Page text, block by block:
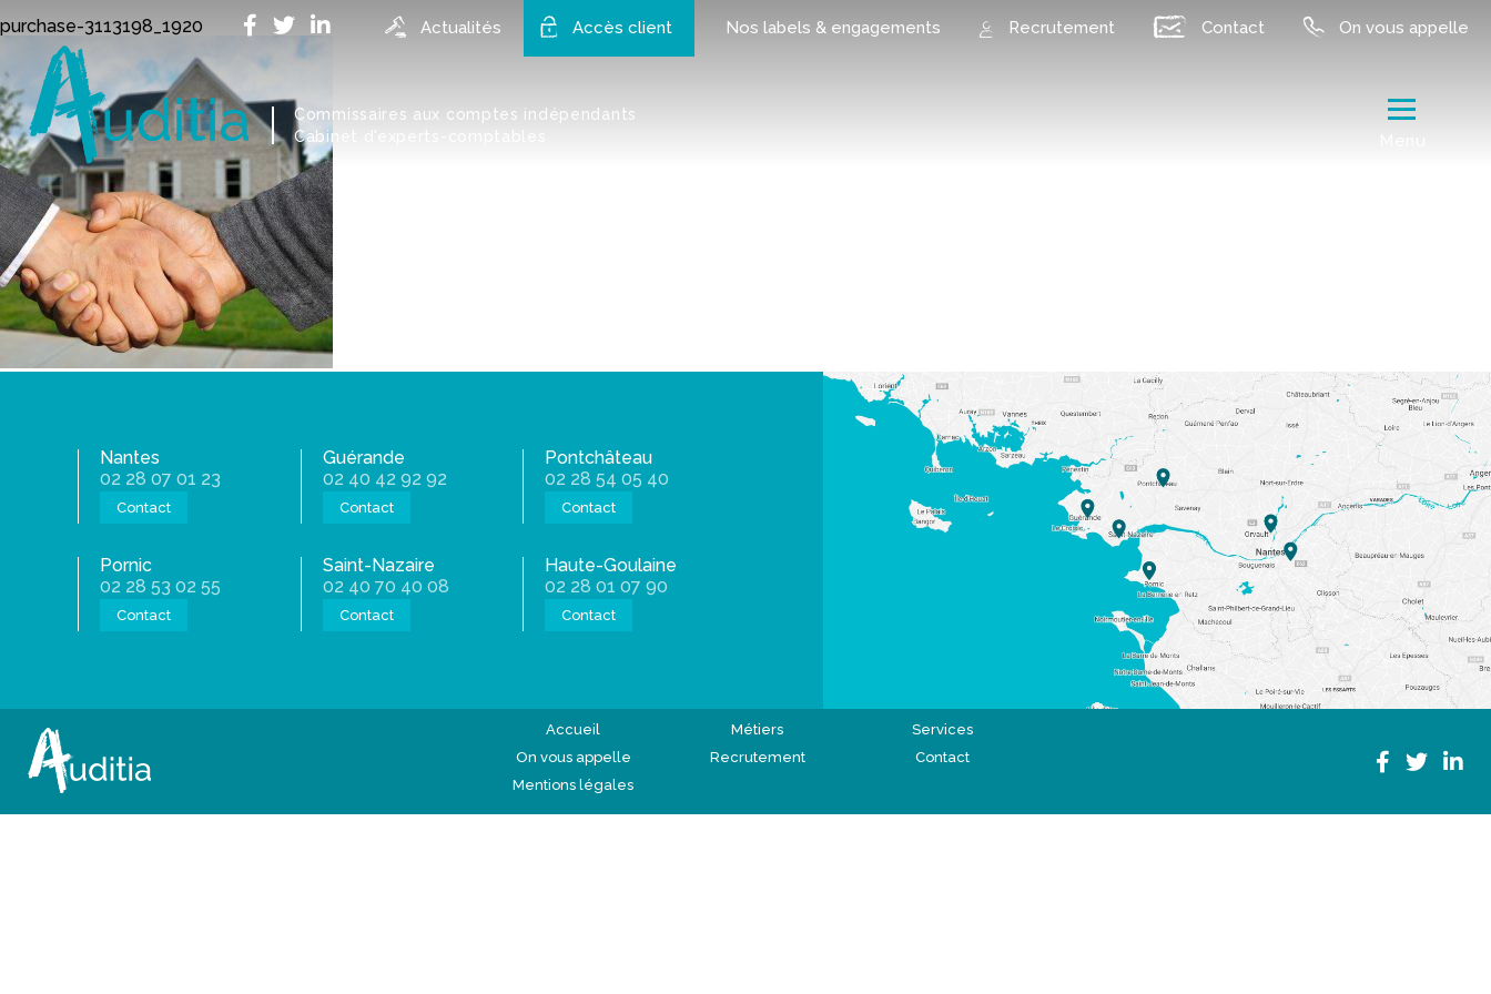
Commissaires aux comptes indépendants
Cabinet d'experts-comptables
Actualités Accès client Nos labels & engagements Recrutement Contact On vous appelle
>
purchase-3113198_1920
Nantes
02 28 07 01 23
Contact
Guérande
02 40 42 92 92
Contact
Pontchâteau
02 28 54 05 40
Contact
Pornic
02 28 53 02 55
Contact
Saint-Nazaire
02 40 70 40 08
Contact
Haute-Goulaine
02 28 01 07 90
Contact
Accueil Métiers
Services
On vous appelle
Recrutement
Contact
Mentions légales